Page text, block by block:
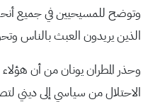
وتوضح للمسيحيين في جميع
الذين يريدون العبث بالناس
وحذر المطران يونان من أن
الاحتلال من سياسي إلى ديني